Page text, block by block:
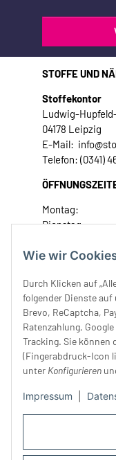
Wie wir
Durch Klicken auf
folgender Dienste auf
Brevo, ReCaptcha,
Ratenzahlung,
Tracking. Sie können
(Fingerabdruck-Icon
unter Konfigurieren
Impressum
STOFFE UND
Stoffekontor
Ludwig-
04178 Leipzig
E-Mail:
Telefon: (0341)
Montag:
Dienstag:
Donnerstag:
Samstag:
Unser Service
Rechtliches